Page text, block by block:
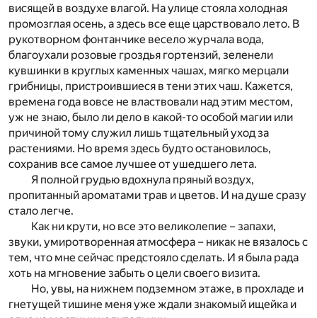
висящей в воздухе влагой. На улице стояла холодная
промозглая осень, а здесь все еще царствовало лето. В
рукотворном фонтанчике весело журчала вода,
благоухали розовые гроздья гортензий, зеленели
кувшинки в круглых каменных чашах, мягко мерцали
грибницы, пристроившиеся в тени этих чаш. Кажется,
времена года вовсе не властвовали над этим местом,
уж не знаю, было ли дело в какой-то особой магии или
причиной тому служил лишь тщательный уход за
растениями. Но время здесь будто остановилось,
сохранив все самое лучшее от ушедшего лета.
Я полной грудью вдохнула пряный воздух,
пропитанный ароматами трав и цветов. И на душе сразу
стало легче.
Как ни крути, но все это великолепие – запахи,
звуки, умиротворенная атмосфера – никак не вязалось с
тем, что мне сейчас предстояло сделать. И я была рада
хоть на мгновение забыть о цели своего визита.
Но, увы, на нижнем подземном этаже, в прохладе и
гнетущей тишине меня уже ждали знакомый ищейка и